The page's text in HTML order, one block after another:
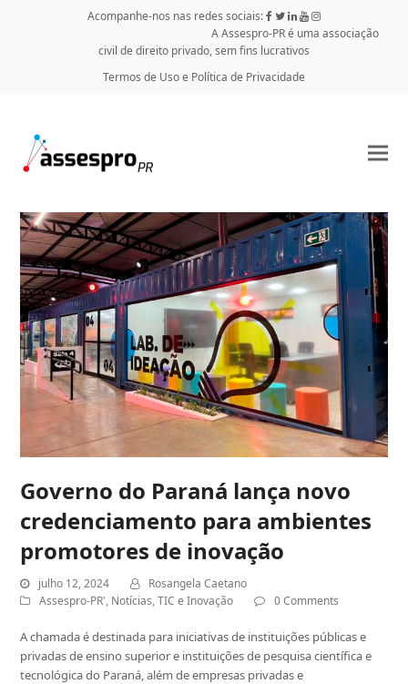
Acompanhe-nos nas redes sociais:
A Assespro-PR é uma associação
civil de direito privado, sem fins lucrativos
Termos de Uso e Política de Privacidade
Governo do Paraná lança novo
credenciamento para ambientes
promotores de inovação
julho 12, 2024
Rosangela Caetano
Assespro-PR', Notícias,TIC e Inovação 0 Comments
A chamada é destinada para iniciativas de instituições públicas e
privadas de ensino superior e instituições de pesquisa científica e
tecnológica do Paraná, além de empresas privadas e